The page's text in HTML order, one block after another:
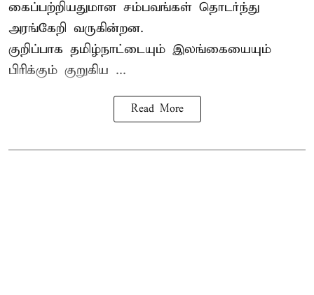
கைப்பற்றியதுமான சம்பவங்கள் தொடர்ந்து
அரங்கேறி வருகின்றன.
குறிப்பாக தமிழ்நாட்டையும் இலங்கையையும்
பிரிக்கும் குறுகிய ...
Read More